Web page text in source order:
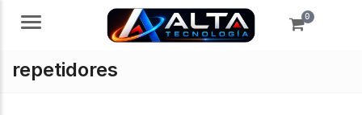
Menú 0
repetidores